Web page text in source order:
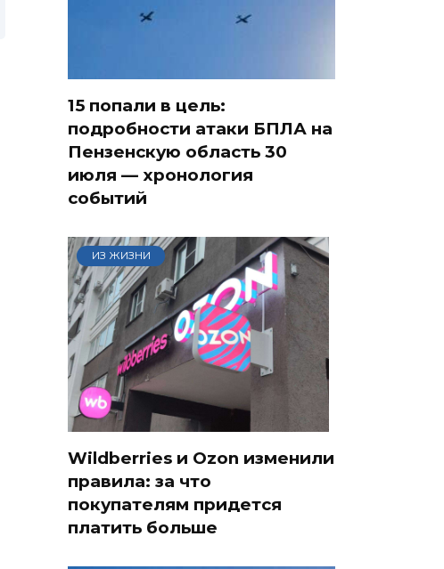
15 попали в цель:
подробности атаки БПЛА на
Пензенскую область 30
июля — хронология
событий
ИЗ ЖИЗНИ
Wildberries и Ozon изменили
правила: за что
покупателям придется
платить больше